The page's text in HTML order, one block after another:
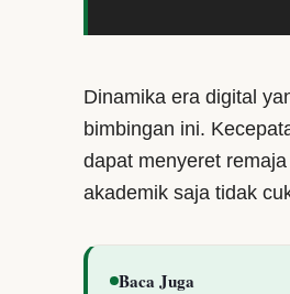
Dinamika era digital
bimbingan ini.
dapat menyeret
akademik saja tidak
Baca Juga